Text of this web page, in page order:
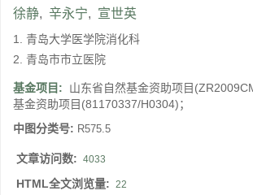
徐静, 辛永宁, 宣世英
1. 青岛大学医学院消化科
2. 青岛市市立医院
基金项目:
山东省自然基金资助项目
基金资助项目(81170337/H0304)；
中图分类号: R575.5
文章访问数: 4033
HTML全文浏览量: 22